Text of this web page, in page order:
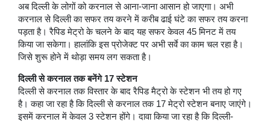
अब दिल्ली के लोगों को करनाल से आना-जाना आसान हो जाएगा। अभी
करनाल से दिल्ली का सफर तय करने में करीब ढाई घंटे का सफर तय करना
पड़ता है। रैपिड मेट्रो के चलने के बाद यह सफर केवल 45 मिनट में तय
किया जा सकेगा। हालांकि इस प्रोजेक्ट पर अभी सर्वे का काम चल रहा है।
जिसे शुरू होने में थोड़ा समय लग सकता है।
दिल्ली से करनाल तक बनेंगे 17 स्टेशन
दिल्‍ली से करनाल तक विस्‍तार के बाद रैपिड मैट्रो के स्‍टेशन भी तय हो गए
है। कहा जा रहा है कि दिल्‍ली से करनाल तक 17 मेट्रो स्‍टेशन बनाए जाएंगे।
इसमें करनाल में केवल 3 स्‍टेशन होंगे। दावा किया जा रहा है कि दिल्‍ली-